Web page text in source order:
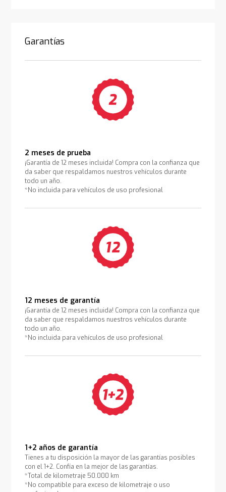
Garantías
2 meses de prueba
¡Garantía de 12 meses incluida! Compra con la confianza que
da saber que respaldamos nuestros vehículos durante
todo un año.
*No incluida para vehículos de uso profesional
12 meses de garantía
¡Garantía de 12 meses incluida! Compra con la confianza que
da saber que respaldamos nuestros vehículos durante
todo un año.
*No incluida para vehículos de uso profesional
1+2 años de garantía
Tienes a tu disposición la mayor de las garantías posibles
con el 1+2. Confía en la mejor de las garantías.
*Total de kilometraje 50.000 km
*No compatible para exceso de kilometraje o uso